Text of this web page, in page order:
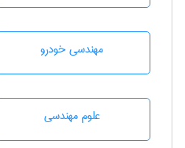
مهندسی خودرو
علوم مهندسی